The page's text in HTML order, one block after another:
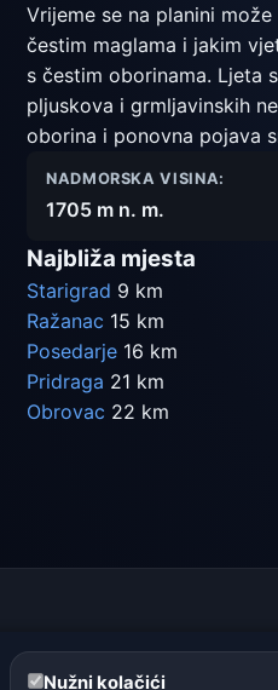
Vrijeme se na planini
čestim maglama i jakim
s čestim oborinama. Ljeta
pljuskova i grmljavinskih
oborina i ponovna pojava
NADMORSKA VISINA:
1705 m n. m.
Najbliža mjesta
Starigrad 9 km
Ražanac 15 km
Posedarje 16 km
Pridraga 21 km
Obrovac 22 km
Nužni kolačići